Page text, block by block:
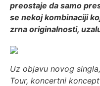
preostaje da samo
se nekoj kombinaciji
zrna originalnosti,
Uz objavu novog
Tour, koncertni